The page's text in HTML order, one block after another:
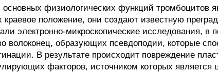
физиологических функций тромбоцитов
краевое положение, они создают известную
электронно-микроскопические исследования,
волоконец, образующих псевдоподии, которые
В результате происходит повреждение
факторов, источником которых